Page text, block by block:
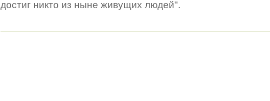
достиг никто из ныне живущих людей".